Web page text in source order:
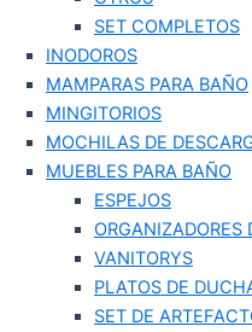
SET COMPLETOS
INODOROS
MAMPARAS PARA BAÑO
MINGITORIOS
MOCHILAS DE
MUEBLES PARA BAÑO
ESPEJOS
ORGANIZADORES
VANITORYS
PLATOS DE
SET DE